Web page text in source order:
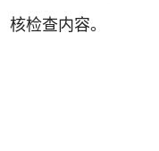
核检查内容。